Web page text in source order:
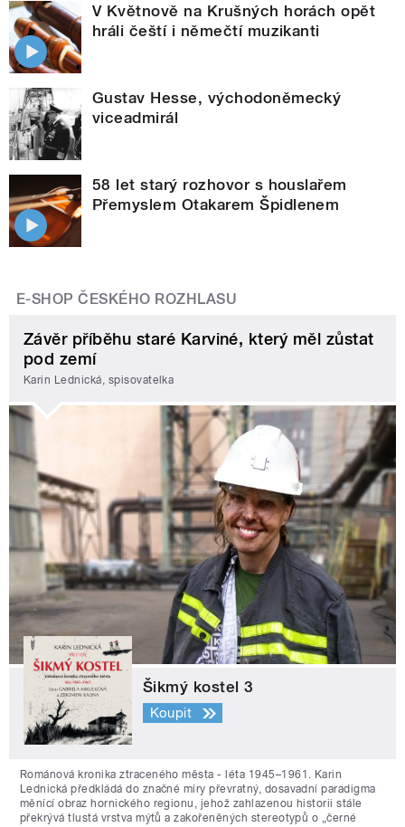
V Květnově na Krušných horách opět
hráli čeští i němečtí muzikanti
Gustav Hesse, východoněmecký
viceadmirál
58 let starý rozhovor s houslařem
Přemyslem Otakarem Špidlenem
E-SHOP ČESKÉHO ROZHLASU
Závěr příběhu staré Karviné, který měl zůstat
pod zemí
Karin Lednická, spisovatelka
Šikmý kostel 3
Koupit
Románová kronika ztraceného města - léta 1945–1961. Karin
Lednická předkládá do značné míry převratný, dosavadní paradigma
měnící obraz hornického regionu, jehož zahlazenou historii stále
překrývá tlustá vrstva mýtů a zakořeněných stereotypů o „černé